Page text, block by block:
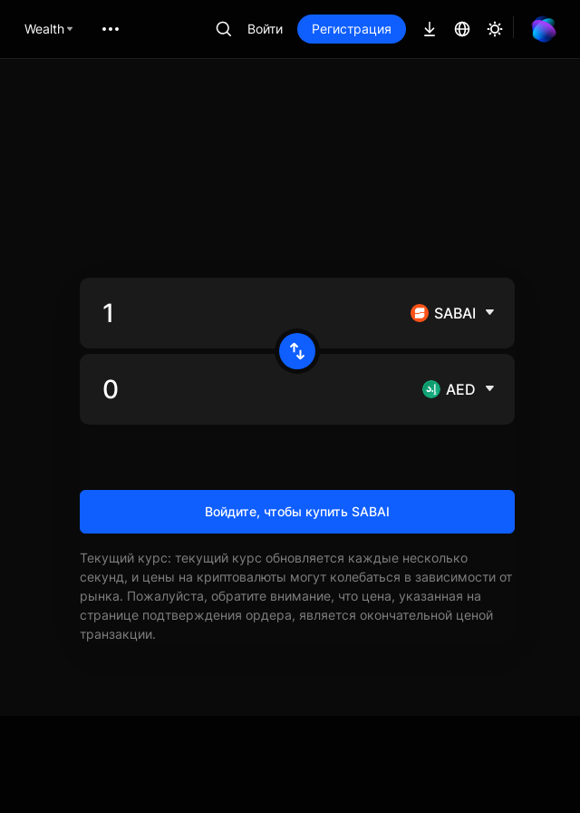
Wealth Войти Регистрация
SABAI
AED
Войдите, чтобы купить SABAI
Текущий курс: текущий курс обновляется каждые несколько
секунд, и цены на криптовалюты могут колебаться в зависимости от
рынка. Пожалуйста, обратите внимание, что цена, указанная на
странице подтверждения ордера, является окончательной ценой
транзакции.